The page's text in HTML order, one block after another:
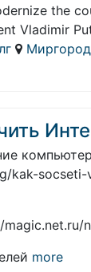
the
Vladimir
Миргород
kak-
magic.net.ru/
more